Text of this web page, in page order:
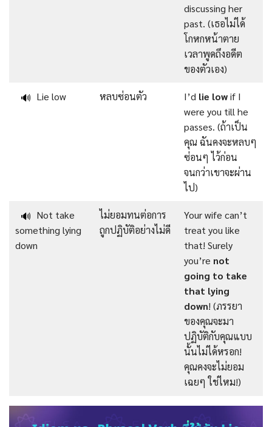
discussing her
past. (เธอไม่ได้
โกหกหน้าตาย
เวลาพูดถึงอดีต
ของตัวเอง)
🔊 Lie low หลบซ่อนตัว I’d lie lowif I
were you till he
passes. (ถ้าเป็น
คุณ ฉันคงจะหลบๆ
ซ่อนๆ ไว้ก่อน
จนกว่าเขาจะผ่าน
ไป)
🔊 Not take
something lying
down
ไม่ยอมทนต่อการ
ถูกปฏิบัติอย่างไม่ดี
Your wife can’t
treat you like
that! Surely
you’re not
going to take
that lying
down! (ภรรยา
ของคุณจะมา
ปฏิบัติกับคุณแบบ
นั้นไม่ได้หรอก!
คุณคงจะไม่ยอม
เฉยๆ ใช่ไหม!)